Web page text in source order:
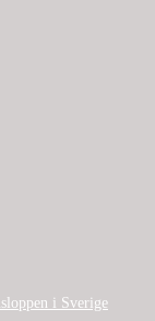
i Sverige